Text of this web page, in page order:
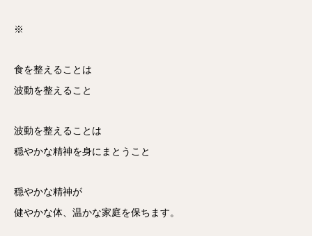
※
食を整えることは
波動を整えること
波動を整えることは
穏やかな精神を身にまとうこと
穏やかな精神が
健やかな体、温かな家庭を保ちます。